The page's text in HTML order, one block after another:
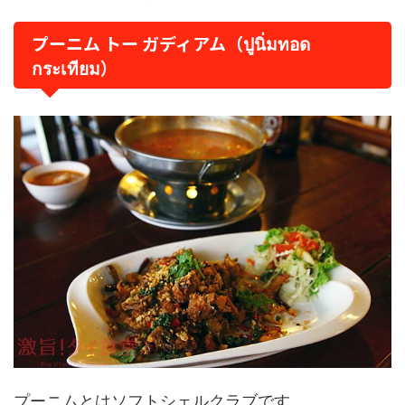
プーニム トー ガディアム（ปูนิ่มทอด
กระเทียม）
プーニムとはソフトシェルクラブです。